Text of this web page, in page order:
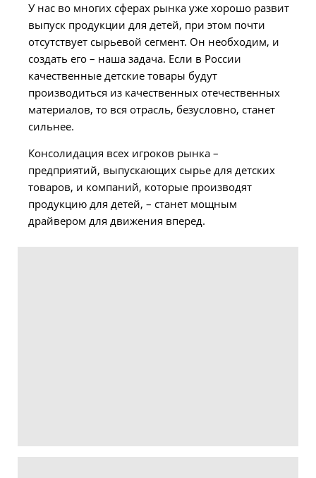
У нас во многих сферах рынка уже хорошо развит
выпуск продукции для детей, при этом почти
отсутствует сырьевой сегмент. Он необходим, и
создать его – наша задача. Если в России
качественные детские товары будут
производиться из качественных отечественных
материалов, то вся отрасль, безусловно, станет
сильнее.
Консолидация всех игроков рынка –
предприятий, выпускающих сырье для детских
товаров, и компаний, которые производят
продукцию для детей, – станет мощным
драйвером для движения вперед.